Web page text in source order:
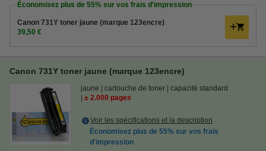
Économisez plus de 55% sur vos frais d'impression
Canon 731Y toner jaune (marque 123encre)
39,50 €
Canon 731Y toner jaune (marque 123encre)
jaune cartouche de toner
capacité standard
± 2.000 pages
Voir les spécifications et la description
Économisez plus de 55% sur vos frais
d'impression